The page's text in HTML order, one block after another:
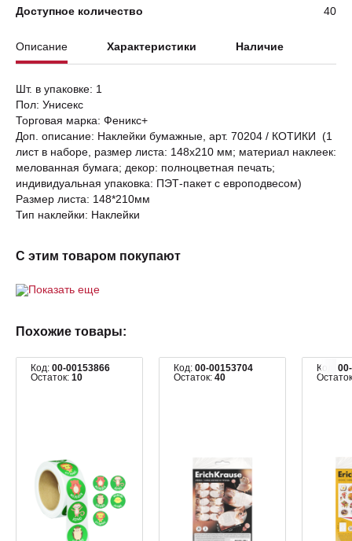
Доступное количество
40
Описание Характеристики Наличие
Шт. в упаковке: 1
Пол: Унисекс
Торговая марка: Феникс+
Доп. описание: Наклейки бумажные, арт. 70204 / КОТИКИ (1
лист в наборе, размер листа: 148x210 мм; материал наклеек:
мелованная бумага; декор: полноцветная печать;
индивидуальная упаковка: ПЭТ-пакет с европодвесом)
Размер листа: 148*210мм
Тип наклейки: Наклейки
С этим товаром покупают
Показать еще
Похожие товары:
Код: 00-00153866
Остаток: 10
Код: 00-00153704
Остаток: 40
Код: